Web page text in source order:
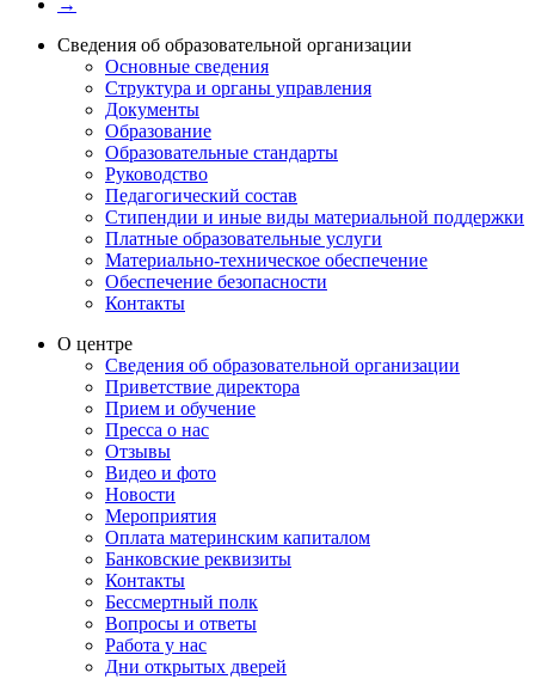
→
Сведения об образовательной организации
Основные сведения
Структура и органы управления
Документы
Образование
Образовательные стандарты
Руководство
Педагогический состав
Стипендии и иные виды материальной поддержки
Платные образовательные услуги
Материально-техническое обеспечение
Обеспечение безопасности
Контакты
О центре
Сведения об образовательной организации
Приветствие директора
Прием и обучение
Пресса о нас
Отзывы
Видео и фото
Новости
Мероприятия
Оплата материнским капиталом
Банковские реквизиты
Контакты
Бессмертный полк
Вопросы и ответы
Работа у нас
Дни открытых дверей